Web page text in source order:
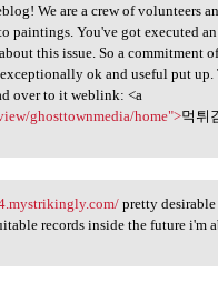
We are a crew of volunteers
paintings. You've got executed
this issue. So a commitment
ok and useful put up.
over to it weblink: <a
ghosttownmedia/home">먹튀
pretty
records inside the future i'm